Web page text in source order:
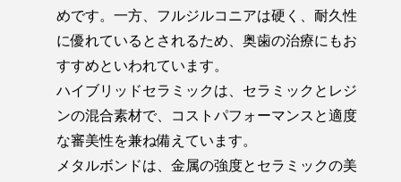
めです。一方、フルジルコニアは硬く、耐久性
に優れているとされるため、奥歯の治療にもお
すすめといわれています。
ハイブリッドセラミックは、セラミックとレジ
ンの混合素材で、コストパフォーマンスと適度
な審美性を兼ね備えています。
メタルボンドは、金属の強度とセラミックの美